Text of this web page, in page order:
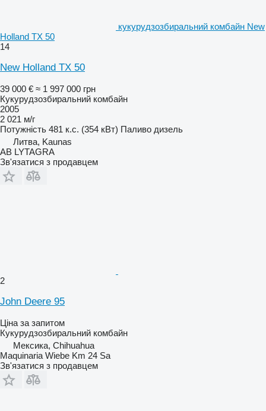
кукурудзозбиральний комбайн New
Holland TX 50
14
New Holland TX 50
39 000 € ≈ 1 997 000 грн
Кукурудзозбиральний комбайн
2005
2 021 м/г
Потужність 481 к.с. (354 кВт) Паливо дизель
Литва, Kaunas
AB LYTAGRA
Зв'язатися з продавцем
2
John Deere 95
Ціна за запитом
Кукурудзозбиральний комбайн
Мексика, Chihuahua
Maquinaria Wiebe Km 24 Sa
Зв'язатися з продавцем